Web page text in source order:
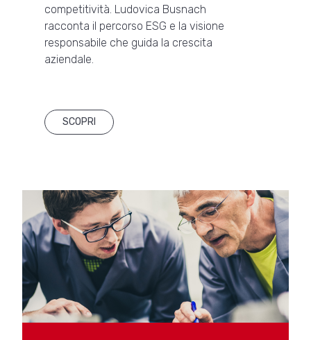
competitività. Ludovica Busnach
racconta il percorso ESG e la visione
responsabile che guida la crescita
aziendale.
SCOPRI